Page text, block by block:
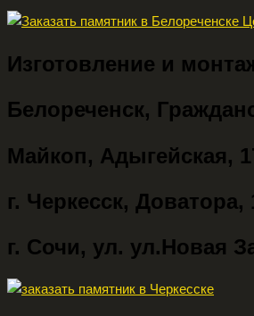
Изготовление и
Белореченск,
Майкоп, Адыгейская,
г. Черкесск, Доватора,
г. Сочи, ул. ул.Новая